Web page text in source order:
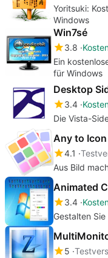
Yoritsuki:
Windows
Win7sé
3.8
Ein
für Windows
Desktop
3.4
Die Vista-
Any to Icon
4.1
Aus Bild
Animated
3.4
Gestalten
5